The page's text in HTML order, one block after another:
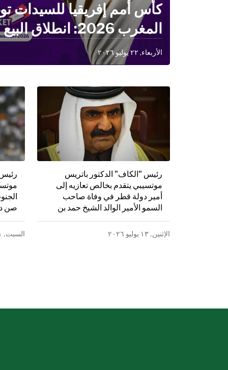
كأس أمم إفريقيا للسيدات
المغرب 2026: انطلاق البيع الرسمي للتذاكر
الأربعاء, ٢٢ يوليو ٢٠٢٦
رئيس "الكاف" الدكتور باتريس
موتسيبي يتقدم بخالص تعازيه إلى
أمير دولة قطر في وفاة صاحب
السمو الأمير الوالد الشيخ حمد بن
خليفة آل ثاني
الإثنين, ١٣ يوليو ٢٠٢٦
صن
السبت, ١١ يوليو ٢٠٢٦